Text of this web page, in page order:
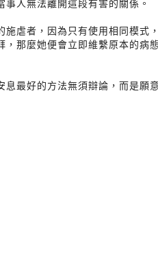
人無法離開這段有害的關係。
虐者，因為只有使用相同模式
那麼她便會立即維繫原本的病
最好的方法無須辯論，而是願